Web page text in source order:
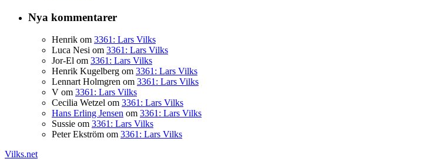
Nya kommentarer
Henrik om 3361: Lars Vilks
Luca Nesi om 3361: Lars Vilks
Jor-El om 3361: Lars Vilks
Henrik Kugelberg om 3361: Lars Vilks
Lennart Holmgren om 3361: Lars Vilks
V om 3361: Lars Vilks
Cecilia Wetzel om 3361: Lars Vilks
Hans Erling Jensen om 3361: Lars Vilks
Sussie om 3361: Lars Vilks
Peter Ekström om 3361: Lars Vilks
Vilks.net